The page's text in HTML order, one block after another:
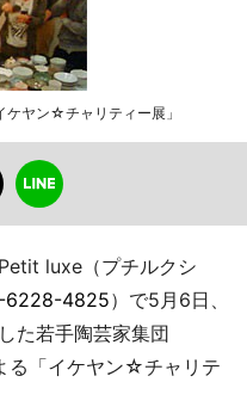
ヤン☆チャリティー展」
luxe（プチルクシ
6228-4825）で5月6日、
た若手陶芸家集団
る「イケヤン☆チャリテ